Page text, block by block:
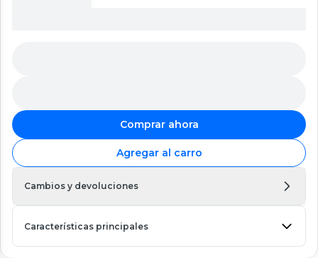
Comprar ahora
Agregar al carro
Cambios y devoluciones
Características principales